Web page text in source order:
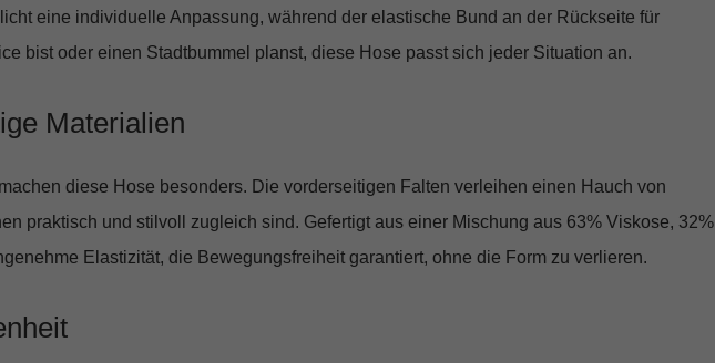
eine individuelle Anpassung, während der elastische Bund an der Rückseite für
bist oder einen Stadtbummel planst, diese Hose passt sich jeder Situation an.
Materialien
diese Hose besonders. Die vorderseitigen Falten verleihen einen Hauch von
praktisch und stilvoll zugleich sind. Gefertigt aus einer Mischung aus 63% Viskose, 32%
Elastizität, die Bewegungsfreiheit garantiert, ohne die Form zu verlieren.